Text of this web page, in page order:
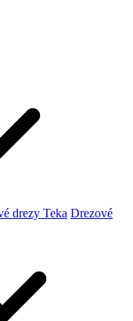
drezy Teka Drezové